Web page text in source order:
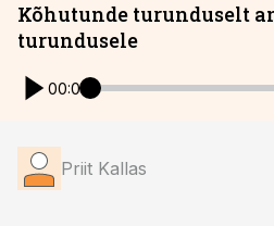
Kõhutunde turunduselt
turundusele
00:00
Priit Kallas